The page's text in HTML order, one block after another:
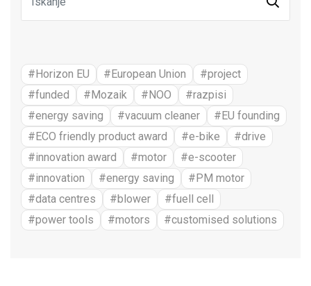
#Horizon EU #European Union
#project
#funded
#Mozaik #NOO
#razpisi
#energy saving
#vacuum cleaner
#EU founding
#ECO friendly product award
#e-bike
#drive
#innovation award
#motor
#e-scooter
#innovation
#energy saving
#PM motor
#data centres
#blower
#fuell cell
#power tools
#motors #customised solutions